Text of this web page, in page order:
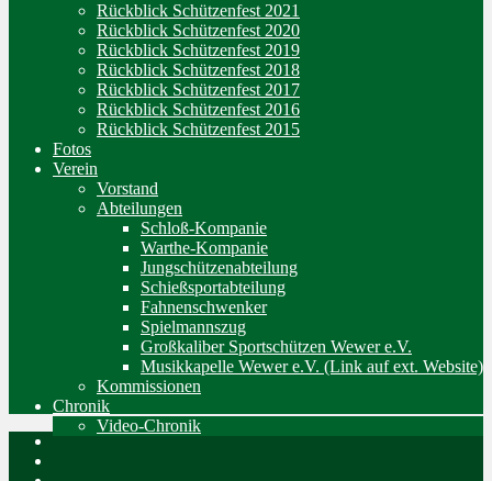
Rückblick Schützenfest 2021
Rückblick Schützenfest 2020
Rückblick Schützenfest 2019
Rückblick Schützenfest 2018
Rückblick Schützenfest 2017
Rückblick Schützenfest 2016
Rückblick Schützenfest 2015
Fotos
Verein
Vorstand
Abteilungen
Schloß-Kompanie
Warthe-Kompanie
Jungschützenabteilung
Schießsportabteilung
Fahnenschwenker
Spielmannszug
Großkaliber Sportschützen Wewer e.V.
Musikkapelle Wewer e.V. (Link auf ext. Website)
Kommissionen
Chronik
Video-Chronik